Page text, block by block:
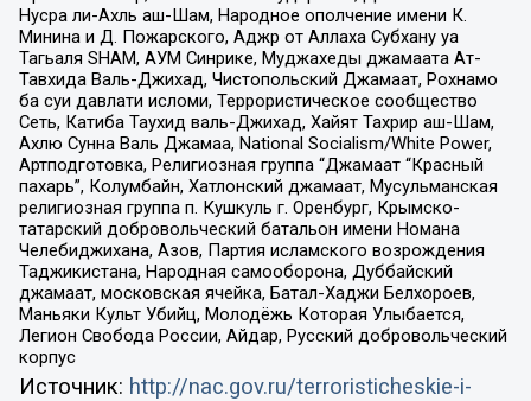
Нусра ли-Ахль аш-Шам, Народное ополчение имени К.
Минина и Д. Пожарского, Аджр от Аллаха Субхану уа
Тагьаля SHAM, АУМ Синрике, Муджахеды джамаата Ат-
Тавхида Валь-Джихад, Чистопольский Джамаат, Рохнамо
ба суи давлати исломи, Террористическое сообщество
Сеть, Катиба Таухид валь-Джихад, Хайят Тахрир аш-Шам,
Ахлю Сунна Валь Джамаа, National Socialism/White Power,
Артподготовка, Религиозная группа “Джамаат “Красный
пахарь”, Колумбайн, Хатлонский джамаат, Мусульманская
религиозная группа п. Кушкуль г. Оренбург, Крымско-
татарский добровольческий батальон имени Номана
Челебиджихана, Азов, Партия исламского возрождения
Таджикистана, Народная самооборона, Дуббайский
джамаат, московская ячейка, Батал-Хаджи Белхороев,
Маньяки Культ Убийц, Молодёжь Которая Улыбается,
Легион Свобода России, Айдар, Русский добровольческий
корпус
Источник: http://nac.gov.ru/terroristicheskie-i-